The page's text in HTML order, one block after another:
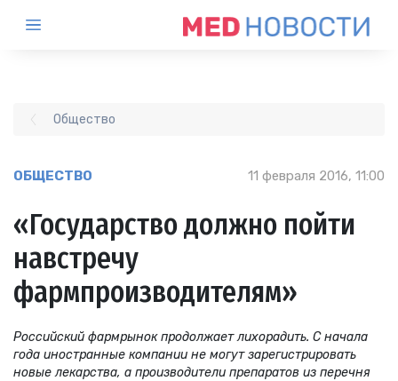
Общество
ОБЩЕСТВО 11 февраля 2016, 11:00
«Государство должно пойти
навстречу
фармпроизводителям»
Российский фармрынок продолжает лихорадить. С начала
года иностранные компании не могут зарегистрировать
новые лекарства, а производители препаратов из перечня